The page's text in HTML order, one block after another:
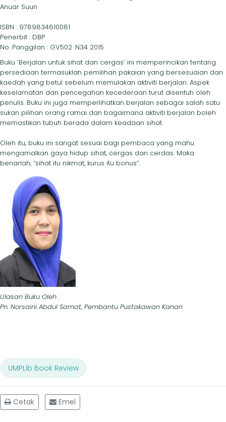
Anuar Suun
ISBN : 9789834610081
Penerbit : DBP
No. Panggilan : GV502 .N34 2015
Buku ‘Berjalan untuk sihat dan cergas’ ini memperincikan tentang
persediaan termasuklah pemilihan pakaian yang bersesuaian dan
kaedah yang betul sebelum memulakan aktiviti berjalan. Aspek
keselamatan dan pencegahan kecederaan turut disentuh oleh
penulis. Buku ini juga memperlihatkan berjalan sebagai salah satu
sukan pilihan orang ramai dan bagaimana aktiviti berjalan boleh
memastikan tubuh berada dalam keadaan sihat.
Oleh itu, buku ini sangat sesuai bagi pembaca yang mahu
mengamalkan gaya hidup sihat, cergas dan cerdas. Maka
benarlah, “sihat itu nikmat, kurus itu bonus”.
Ulasan Buku Oleh :
Pn. Norsaini Abdul Samat, Pembantu Pustakawan Kanan
UMPLib Book Review
Cetak Emel